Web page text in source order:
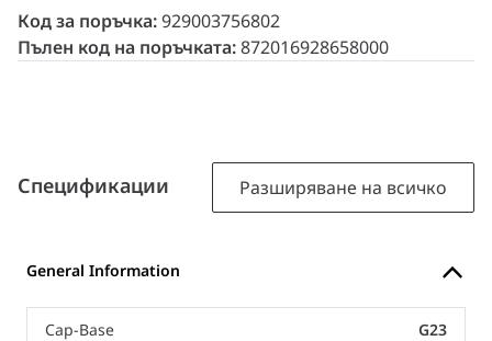
Код за поръчка:929003756802
Пълен код на поръчката:872016928658000
Спецификации Разширяване на всичко
General Information
Cap-Base G23